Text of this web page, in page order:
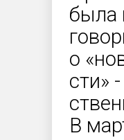
была
о
сти»
В